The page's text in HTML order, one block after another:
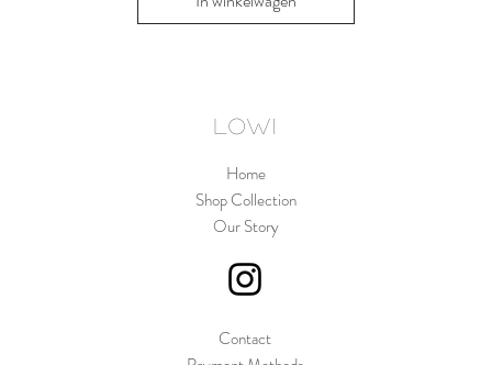
LOWI
Home
Shop Collection
Our Story
Contact